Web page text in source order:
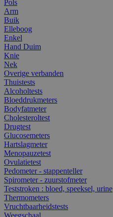
Pols
Arm
Buik
Elleboog
Enkel
Hand Duim
Knie
Nek
Overige verbanden
Thuistests
Alcoholtests
Bloeddrukmeters
Bodyfatmeter
Cholesteroltest
Drugtest
Glucosemeters
Hartslagmeter
Menopauzetest
Ovulatietest
Pedometer - stappenteller
Spirometer - zuurstofmeter
Teststroken : bloed, speeksel, urine
Thermometers
Vruchtbaarheidstests
Weegschaal